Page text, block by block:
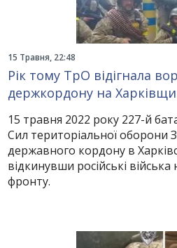
15 Травня, 22:48
Рік тому ТрО відігнала
держкордону на
15 травня 2022 року 227-й
Сил територіальної
державного кордону в
відкинувши російські війська
фронту.